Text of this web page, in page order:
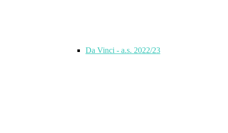
Da Vinci - a.s. 2022/23